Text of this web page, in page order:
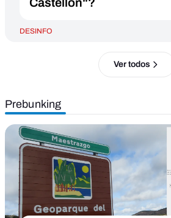
DESINFO
Ver todos
Prebunking